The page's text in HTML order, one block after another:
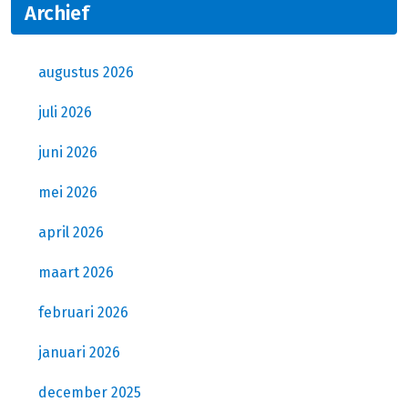
Archief
augustus 2026
juli 2026
juni 2026
mei 2026
april 2026
maart 2026
februari 2026
januari 2026
december 2025